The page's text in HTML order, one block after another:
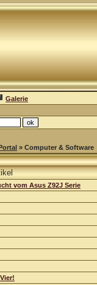
Galerie
» Computer & Software
vom Asus Z92J Serie